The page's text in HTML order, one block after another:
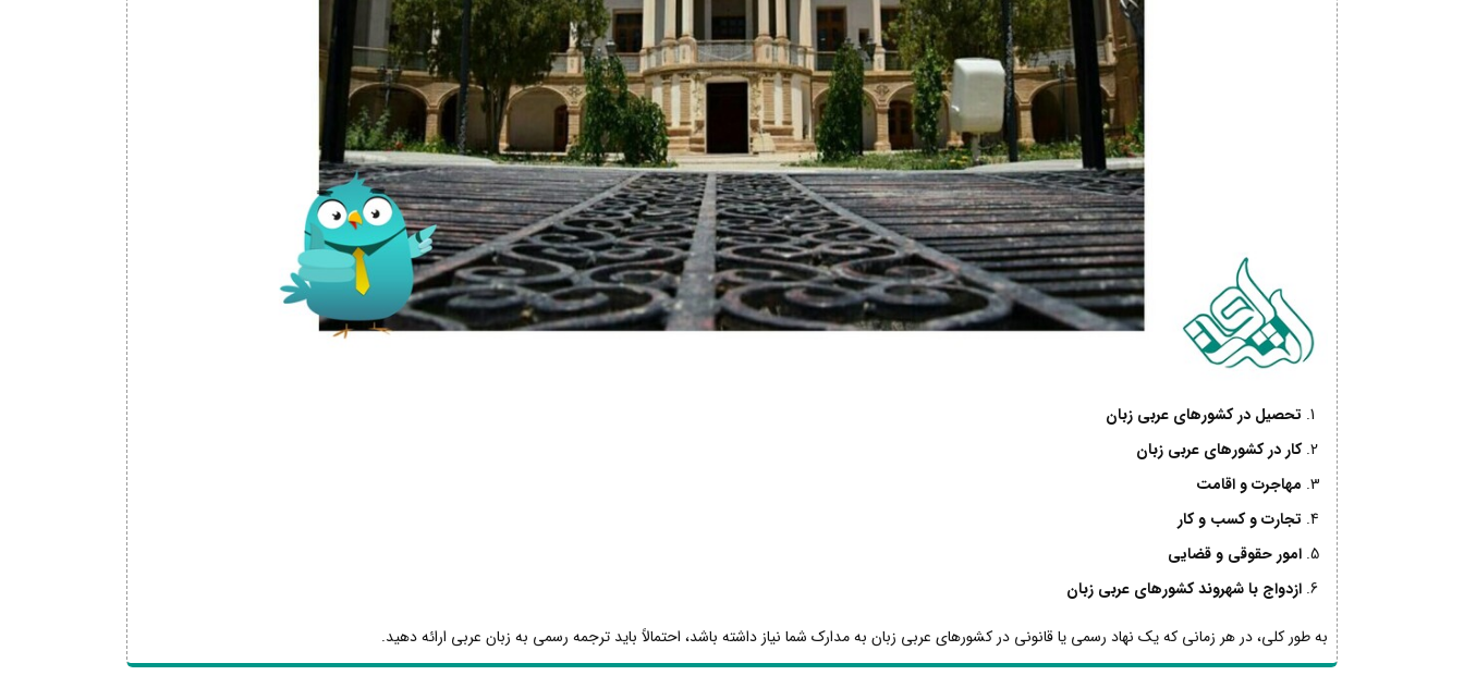
تحصیل در کشورهای عربی زبان
کار در کشورهای عربی زبان
مهاجرت و اقامت
تجارت و کسب و کار
امور حقوقی و قضایی
ازدواج با شهروند کشورهای عربی زبان
به طور کلی، در هر زمانی که یک نهاد رسمی یا قانونی در کشورهای عربی زبان به مدارک شما نیاز داشته باشد، احتمالاً باید ترجمه رسمی به زبان عربی ارائه دهید.